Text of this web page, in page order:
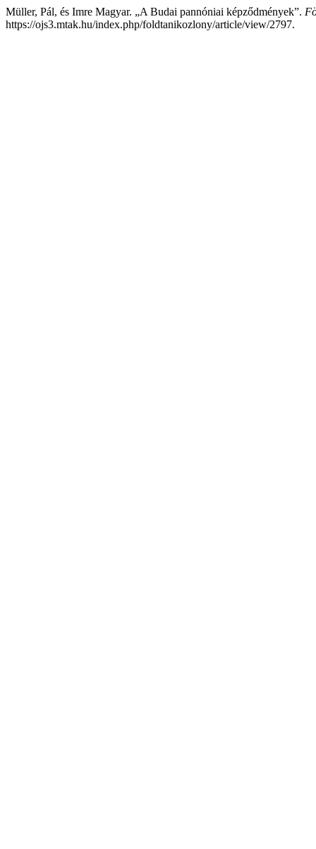
Müller, Pál, és Imre Magyar. „A Budai pannóniai képződmények”.
https://ojs3.mtak.hu/index.php/foldtanikozlony/article/view/2797.